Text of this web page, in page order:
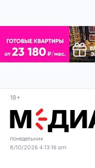
18+
понедельник
8/10/2026 4:13:17 am